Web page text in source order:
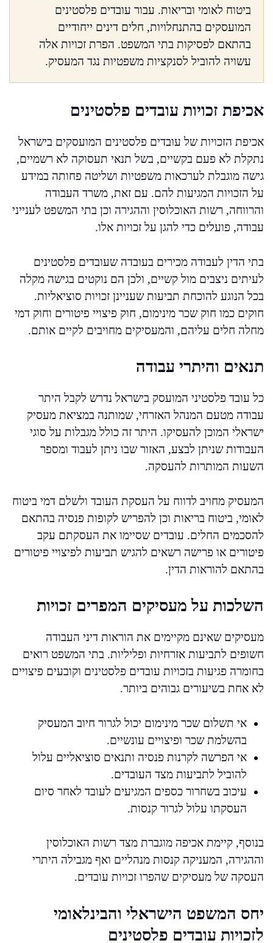
ביטוח לאומי ובריאות. עבור עובדים פלסטינים
המועסקים בהתנחלויות, חלים דינים ייחודיים
בהתאם לפסיקות בתי המשפט. הפרת זכויות אלה
עשויה להוביל לסנקציות משפטיות נגד המעסיק.
אכיפת זכויות עובדים פלסטינים
אכיפת הזכויות של עובדים פלסטינים המועסקים בישראל
נתקלת לא פעם בקשיים, בשל תנאי תעסוקה לא רשמיים,
גישה מוגבלת לערכאות משפטיות ושליטה פחותה במידע
על הזכויות המגיעות להם. עם זאת, משרד העבודה
והרווחה, רשות האוכלוסין וההגירה וכן בתי המשפט לענייני
עבודה, פועלים כדי להגן על זכויות אלו.
בתי הדין לעבודה מכירים בעובדה שעובדים פלסטינים
לעיתים ניצבים מול קשיים, ולכן הם נוקטים בגישה מקלה
בכל הנוגע להוכחת תביעות שעניינן זכויות סוציאליות.
חוקים כמו חוק שכר מינימום, חוק פיצויי פיטורים וחוק דמי
מחלה חלים עליהם, והמעסיקים מחויבים לקיים אותם.
תנאים והיתרי עבודה
כל עובד פלסטיני המועסק בישראל נדרש לקבל היתר
עבודה מטעם המנהל האזרחי, שמותנה במציאת מעסיק
ישראלי המוכן להעסיקו. היתר זה כולל מגבלות על סוגי
העבודות שניתן לבצע, האזור שבו ניתן לעבוד ומספר
השעות המותרות להעסקה.
המעסיק מחויב לדווח על העסקת העובד ולשלם דמי ביטוח
לאומי, ביטוח בריאות וכן להפריש לקופות פנסיה בהתאם
להסכמים החלים. עובדים שסיימו את העסקתם עקב
פיטורים או פרישה רשאים להגיש תביעות לפיצויי פיטורים
בהתאם להוראות הדין.
השלכות על מעסיקים המפרים זכויות
מעסיקים שאינם מקיימים את הוראות דיני העבודה
חשופים לתביעות אזרחיות ופליליות. בתי המשפט רואים
בחומרה פגיעות בזכויות עובדים פלסטינים וקובעים פיצויים
לא אחת בשיעורים גבוהים ביותר.
אי תשלום שכר מינימום יכול לגרור חיוב המעסיק
בהשלמת שכר ופיצויים עונשיים.
אי הפרשה לקרנות פנסיה ותנאים סוציאליים עלול
להוביל לתביעות מצד העובדים.
עיכוב בשחרור כספים המגיעים לעובד לאחר סיום
העסקתו עלול לגרור קנסות.
בנוסף, קיימת אכיפה מוגברת מצד רשות האוכלוסין
וההגירה, המעניקה קנסות מנהליים ואף מגבילה היתרי
העסקה של מעסיקים שהפרו זכויות עובדים.
יחס המשפט הישראלי והבינלאומי
לזכויות עובדים פלסטינים